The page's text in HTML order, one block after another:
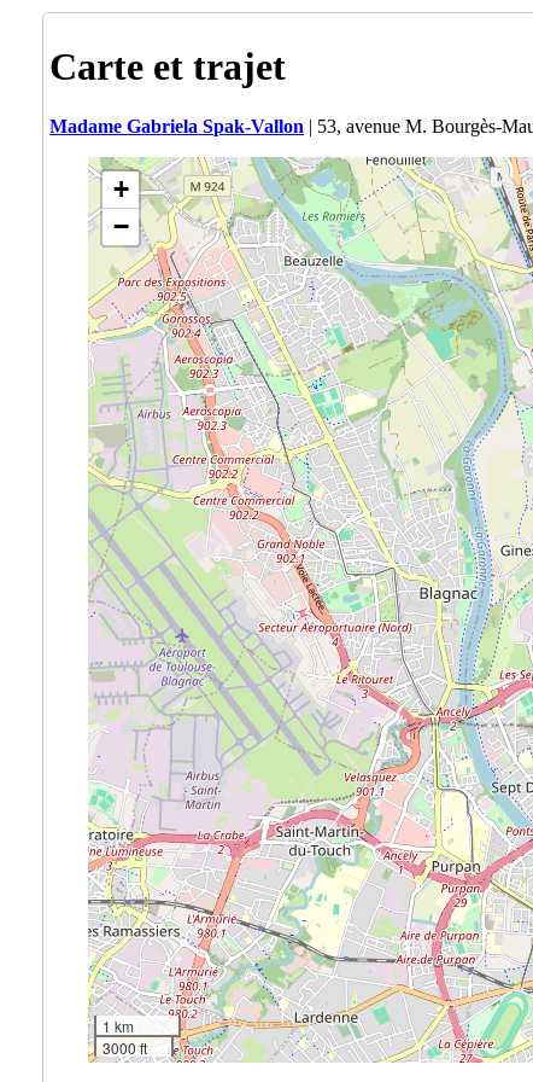
Carte et trajet
Madame Gabriela Spak-Vallon | 53, avenue M. Bourgès-
+
−
1 km
3000 ft